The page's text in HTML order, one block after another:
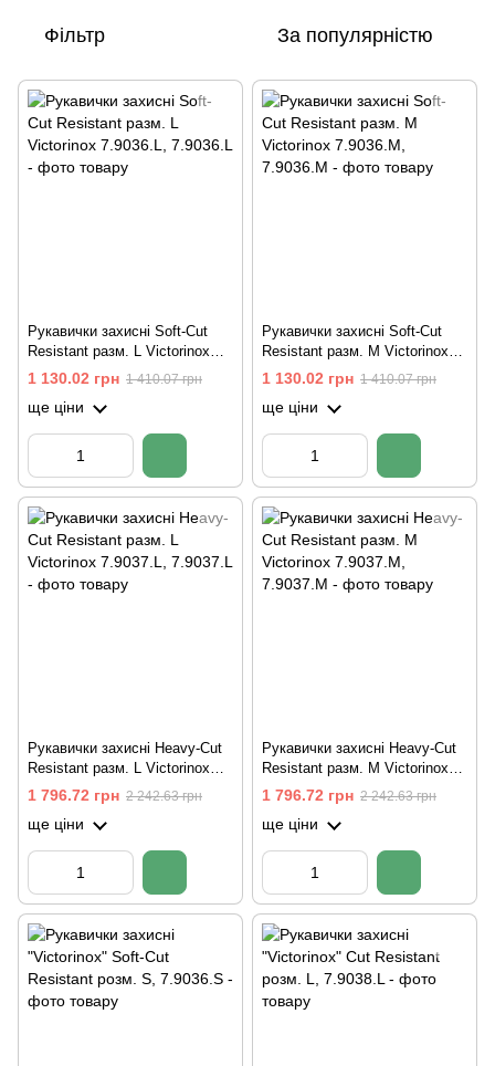
Фільтр За популярністю
Рукавички захисні Soft-Cut
Resistant разм. L Victorinox
7.9036.L
1 130.02 грн 1 410.07 грн
ще ціни
Рукавички захисні Soft-Cut
Resistant разм. M Victorinox
7.9036.M
1 130.02 грн 1 410.07 грн
ще ціни
Рукавички захисні Heavy-Cut
Resistant разм. L Victorinox
7.9037.L
1 796.72 грн 2 242.63 грн
ще ціни
Рукавички захисні Heavy-Cut
Resistant разм. M Victorinox
7.9037.M
1 796.72 грн 2 242.63 грн
ще ціни